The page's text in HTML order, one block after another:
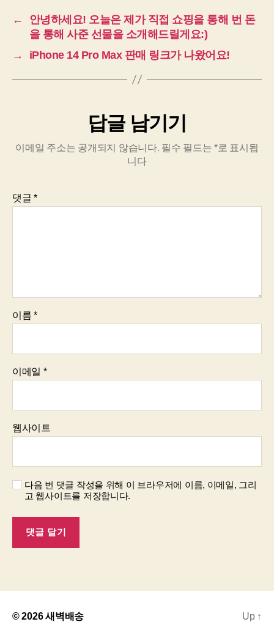
←
안녕하세요! 오늘은 제가 직접 쇼핑을 통해 번 돈
을 통해 사준 선물을 소개해드릴게요:)
→
iPhone 14 Pro Max 판매 링크가 나왔어요!
답글 남기기
이메일 주소는 공개되지 않습니다. 필수 필드는*로 표시됩
니다
댓글*
이름*
이메일 *
웹사이트
다음 번 댓글 작성을 위해 이 브라우저에 이름, 이메일, 그리
고 웹사이트를 저장합니다.
© 2026새벽배송 Up ↑